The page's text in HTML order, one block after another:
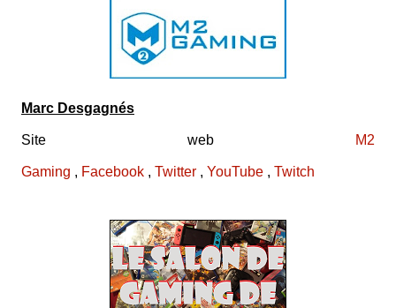
Marc Desgagnés
Site web M2
Gaming , Facebook , Twitter , YouTube , Twitch